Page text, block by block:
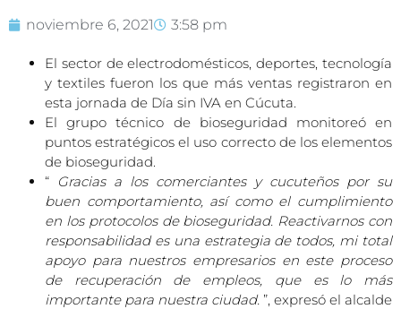
noviembre 6, 2021 3:58 pm
El sector de electrodomésticos, deportes, tecnología
y textiles fueron los que más ventas registraron en
esta jornada de Día sin IVA en Cúcuta.
El grupo técnico de bioseguridad monitoreó en
puntos estratégicos el uso correcto de los elementos
de bioseguridad.
“ Gracias a los comerciantes y cucuteños por su
buen comportamiento, así como el cumplimiento
en los protocolos de bioseguridad. Reactivarnos con
responsabilidad es una estrategia de todos, mi total
apoyo para nuestros empresarios en este proceso
de recuperación de empleos, que es lo más
importante para nuestra ciudad. ”, expresó el alcalde